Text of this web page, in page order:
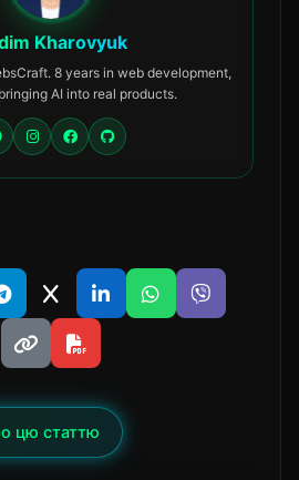
Kharovyuk
8 years in web development,
AI into real products.
цю статтю